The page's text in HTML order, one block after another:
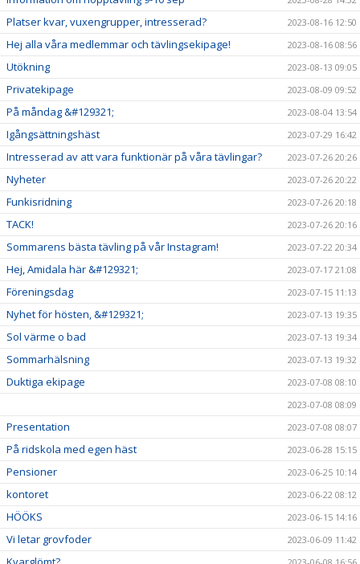
Platser kvar, vuxengrupper, intresserad? 2023-08-16 12:50
Hej alla våra medlemmar och tävlingsekipage! 2023-08-16 08:56
Utökning 2023-08-13 09:05
Privatekipage 2023-08-09 09:52
På måndag &#129321; 2023-08-04 13:54
Igångsättningshäst 2023-07-29 16:42
Intresserad av att vara funktionär på våra tävlingar? 2023-07-26 20:26
Nyheter 2023-07-26 20:22
Funkisridning 2023-07-26 20:18
TACK! 2023-07-26 20:16
Sommarens bästa tävling på vår Instagram! 2023-07-22 20:34
Hej, Amidala här &#129321; 2023-07-17 21:08
Föreningsdag 2023-07-15 11:13
Nyhet för hösten, &#129321; 2023-07-13 19:35
Sol värme o bad 2023-07-13 19:34
Sommarhälsning 2023-07-13 19:32
Duktiga ekipage
2023-07-08 08:10
2023-07-08 08:09
Presentation 2023-07-08 08:07
På ridskola med egen häst 2023-06-28 15:15
Pensioner 2023-06-25 10:14
kontoret 2023-06-22 08:12
HÖÖKS 2023-06-15 14:16
Vi letar grovfoder 2023-06-09 11:42